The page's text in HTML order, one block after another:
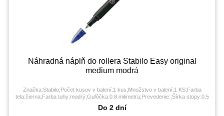
Náhradná náplň do rollera Stabilo Easy original
medium modrá
Značka:Stabilo;Počet kusov v balení:1 kus;Množstvo v balení:1 KS;Farba
tela:čierna;Farba tuhy:modrý;Guľôčka:0.8 milimetra;Prevedenie:;Šírka stopy:0.5
Do 2 dní